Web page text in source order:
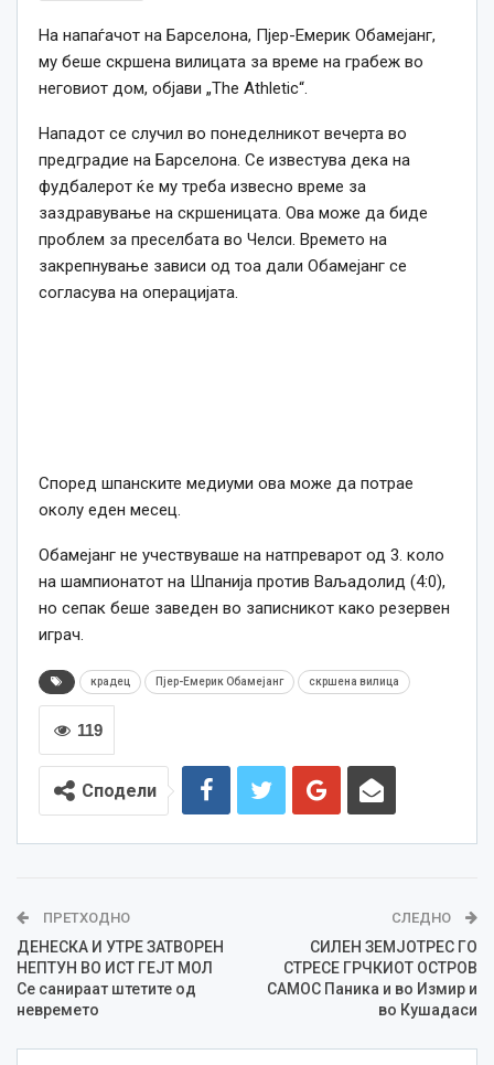
На напаѓачот на Барселона, Пјер-Емерик Обамејанг,
му беше скршена вилицата за време на грабеж во
неговиот дом, објави „The Athletic“.
Нападот се случил во понеделникот вечерта во
предградие на Барселона. Се известува дека на
фудбалерот ќе му треба извесно време за
заздравување на скршеницата. Ова може да биде
проблем за преселбата во Челси. Времето на
закрепнување зависи од тоа дали Обамејанг се
согласува на операцијата.
Според шпанските медиуми ова може да потрае
околу еден месец.
Обамејанг не учествуваше на натпреварот од 3. коло
на шампионатот на Шпанија против Ваљадолид (4:0),
но сепак беше заведен во записникот како резервен
играч.
крадец Пјер-Емерик Обамејанг скршена вилица
119
Сподели
ПРЕТХОДНО
ДЕНЕСКА И УТРЕ ЗАТВОРЕН
НЕПТУН ВО ИСТ ГЕЈТ МОЛ
Се санираат штетите од
невремето
СЛЕДНО
СИЛЕН ЗЕМЈОТРЕС ГО
СТРЕСЕ ГРЧКИОТ ОСТРОВ
САМОС Паника и во Измир и
во Кушадаси